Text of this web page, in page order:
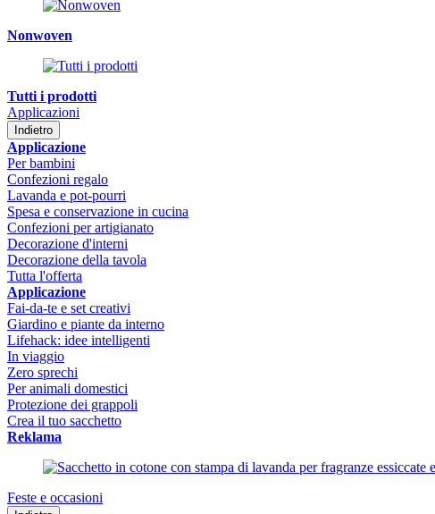
Nonwoven
Tutti i prodotti
Applicazioni
Indietro
Applicazione
Per bambini
Confezioni regalo
Lavanda e pot-pourri
Spesa e conservazione in cucina
Confezioni per artigianato
Decorazione d'interni
Decorazione della tavola
Tutta l'offerta
Applicazione
Fai-da-te e set creativi
Giardino e piante da interno
Lifehack: idee intelligenti
In viaggio
Zero sprechi
Per animali domestici
Protezione dei grappoli
Crea il tuo sacchetto
Reklama
Feste e occasioni